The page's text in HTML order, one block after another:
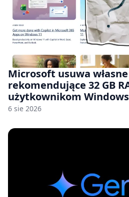
Microsoft usuwa
rekomendujące 32 GB
użytkownikom
nam przy tym komputery
6 sie 2026